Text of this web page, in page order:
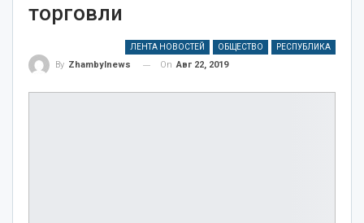
торговли
ЛЕНТА НОВОСТЕЙ ОБЩЕСТВО РЕСПУБЛИКА
By Zhambylnews On Авг 22, 2019